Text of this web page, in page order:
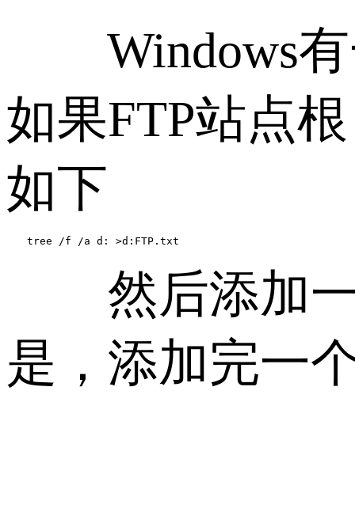
Windows有
如果FTP站点
如下
tree /f /a d: >d:FTP.txt
然后添加一
是，添加完一